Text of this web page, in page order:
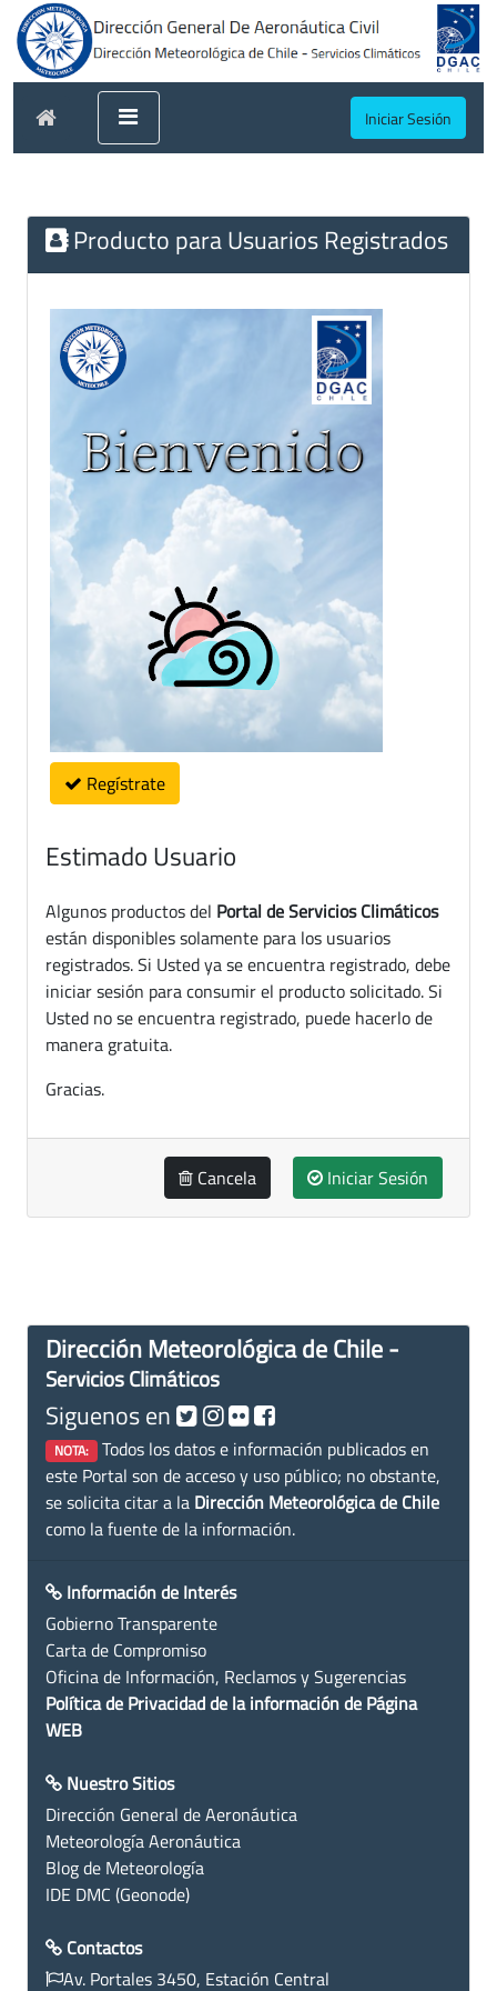
Iniciar Sesión
Producto para Usuarios Registrados
Regístrate
Estimado Usuario
Algunos productos del Portal de Servicios Climáticos
están disponibles solamente para los usuarios
registrados. Si Usted ya se encuentra registrado, debe
iniciar sesión para consumir el producto solicitado. Si
Usted no se encuentra registrado, puede hacerlo de
manera gratuita.
Gracias.
Cancela Iniciar Sesión
Dirección Meteorológica de Chile -
Servicios Climáticos
Siguenos en
NOTA: Todos los datos e información publicados en
este Portal son de acceso y uso público; no obstante,
se solicita citar a la Dirección Meteorológica de Chile
como la fuente de la información.
Información de Interés
Gobierno Transparente
Carta de Compromiso
Oficina de Información, Reclamos y Sugerencias
Política de Privacidad de la información de Página
WEB
Nuestro Sitios
Dirección General de Aeronáutica
Meteorología Aeronáutica
Blog de Meteorología
IDE DMC (Geonode)
Contactos
Av. Portales 3450, Estación Central